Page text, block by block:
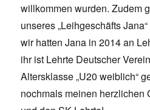
willkommen wurden. Zudem
unseres „Leihgeschäfts
wir hatten Jana in 2014 an
ihr ist Lehrte Deutscher
Altersklasse „U20 weiblich“
nochmals meinen herzlichen